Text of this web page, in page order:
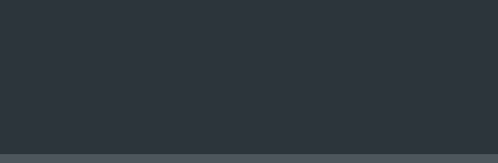
per il dominio corrente.